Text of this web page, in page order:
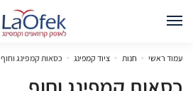
עמוד ראשי » חנות » ציוד קמפינג » כסאות קמפינג וחוף